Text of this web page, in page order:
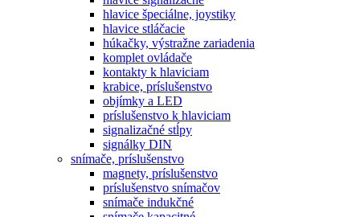
hlavice špeciálne, joystiky
hlavice stláčacie
húkačky, výstražne zariadenia
komplet ovládače
kontakty k hlaviciam
krabice, príslušenstvo
objímky a LED
príslušenstvo k hlaviciam
signalizačné stĺpy
signálky DIN
snímače, príslušenstvo
magnety, príslušenstvo
príslušenstvo snímačov
snímače indukčné